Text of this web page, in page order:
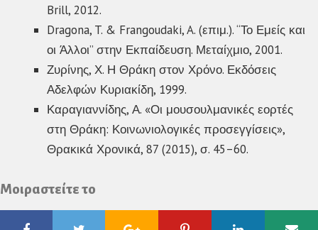
Brill, 2012.
Dragona, T. & Frangoudaki, A. (επιμ.). “Το Εμείς και
οι Άλλοι” στην Εκπαίδευση. Μεταίχμιο, 2001.
Ζυρίνης, Χ. Η Θράκη στον Χρόνο. Εκδόσεις
Αδελφών Κυριακίδη, 1999.
Καραγιαννίδης, Α. «Οι μουσουλμανικές εορτές
στη Θράκη: Κοινωνιολογικές προσεγγίσεις»,
Θρακικά Χρονικά, 87 (2015), σ. 45–60.
Μοιραστείτε το